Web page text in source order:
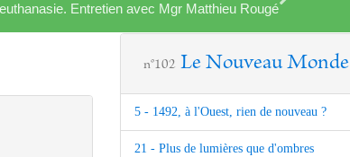
Entretien avec Mgr Matthieu Rougé
n°102 Le Nouveau Monde
5 - 1492, à l'Ouest, rien de nouveau ?
21 - Plus de lumières que d'ombres